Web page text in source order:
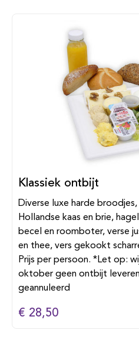
Klassiek ontbijt
Diverse luxe harde
Hollandse kaas en brie,
becel en roomboter, verse
en thee, vers gekookt
Prijs per persoon. *Let op:
oktober geen ontbijt
geannuleerd
€ 28,50